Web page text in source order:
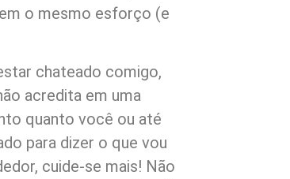
o mesmo esforço (e
chateado comigo,
acredita em uma
quanto você ou até
para dizer o que vou
cuide-se mais! Não